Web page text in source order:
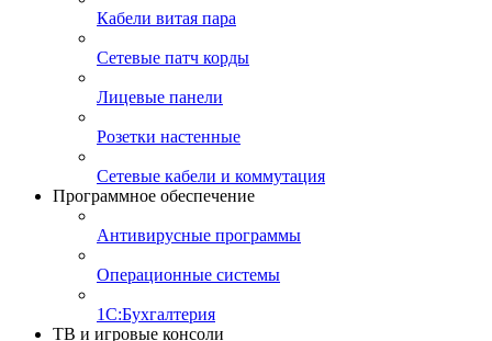
Кабели витая пара
Сетевые патч корды
Лицевые панели
Розетки настенные
Сетевые кабели и коммутация
Программное обеспечение
Антивирусные программы
Операционные системы
1С:Бухгалтерия
ТВ и игровые консоли